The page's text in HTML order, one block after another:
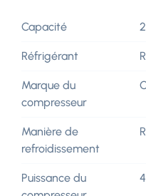
Capacité
Réfrigérant
Marque du
compresseur
Manière de
refroidissement
Puissance du